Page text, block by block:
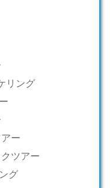
リング
ー
ツアー
グ